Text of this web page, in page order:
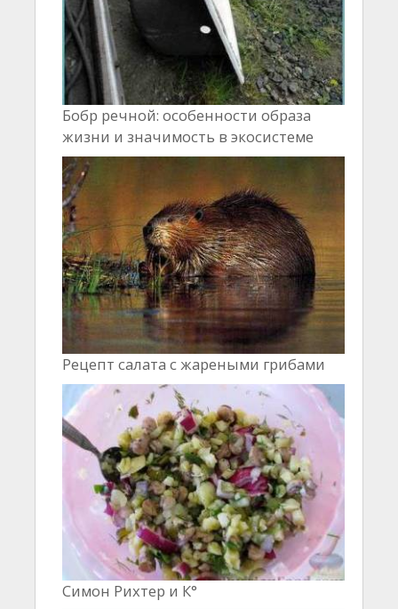
Бобр речной: особенности образа
жизни и значимость в экосистеме
Рецепт салата с жареными грибами
Симон Рихтер и К°